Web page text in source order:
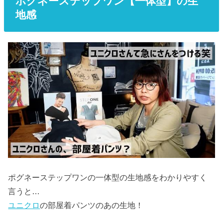
地感
ポグネーステップワンの一体型の生地感をわかりやすく
言うと…
ユニクロの部屋着パンツのあの生地！